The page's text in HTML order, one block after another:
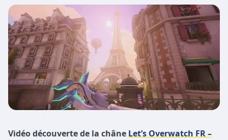
Vidéo découverte de la châne Let’s Overwatch FR –